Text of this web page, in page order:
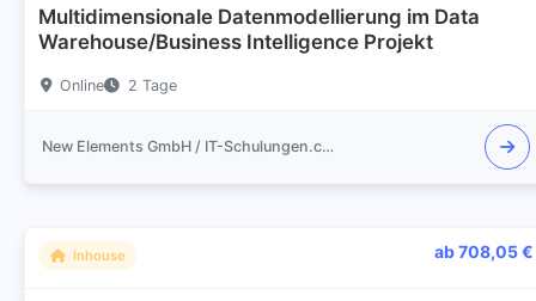
Multidimensionale Datenmodellierung im Data
Warehouse/Business Intelligence Projekt
Online 2 Tage
New Elements GmbH / IT-Schulungen.com
Inhouse ab 708,05 €